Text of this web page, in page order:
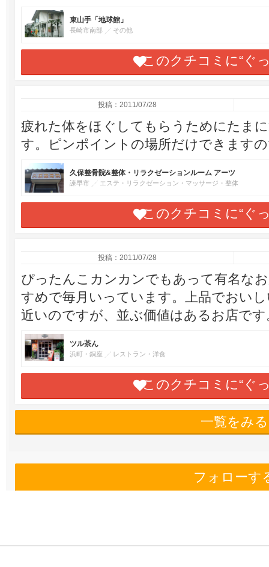
東山手「地球館」
長崎市南部 その他
このクチコミに“ぐ
投稿：2011/07/28
疲れた体をほぐしてもらうためにたま
す。ピンポイントの場所だけできます
久保整骨院&整体・リラクゼーションルーム アーツ
諫早市 エステ・リラクゼーション・マッサージ・整体
このクチコミに“ぐ
投稿：2011/07/28
ぴったんこカンカンでもあって有名な
すめで毎月いっています。上品でおい
近いのですが、並ぶ価値はあるお店です
ツル茶ん
浜町・銅座 レストラン・洋食
このクチコミに“ぐ
一覧をみる
フォローす